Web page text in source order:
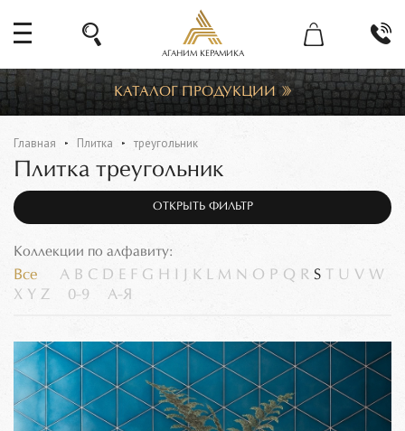
АГАНИМ КЕРАМИКА
КАТАЛОГ ПРОДУКЦИИ
Главная Плитка треугольник
Плитка треугольник
ОТКРЫТЬ ФИЛЬТР
Коллекции по алфавиту:
Все A B C D E F G H K L M N O P Q R S U V W
X Y Z 0-9 А-Я